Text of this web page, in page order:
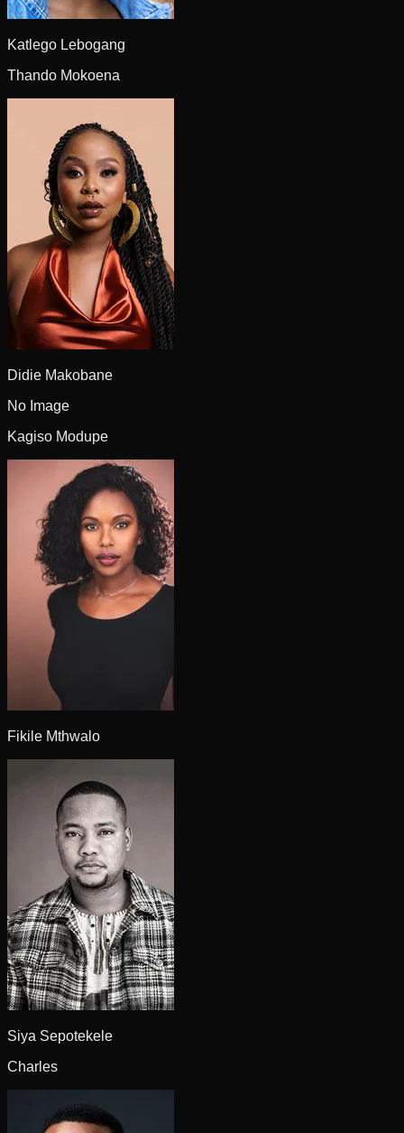
Katlego Lebogang
Thando Mokoena
Didie Makobane
No Image
Kagiso Modupe
Fikile Mthwalo
Siya Sepotekele
Charles